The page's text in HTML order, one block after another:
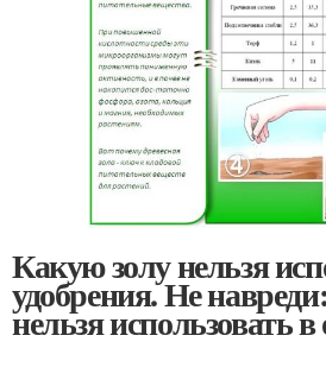
Какую золу нельзя
удобрения. Не
нельзя использовать в